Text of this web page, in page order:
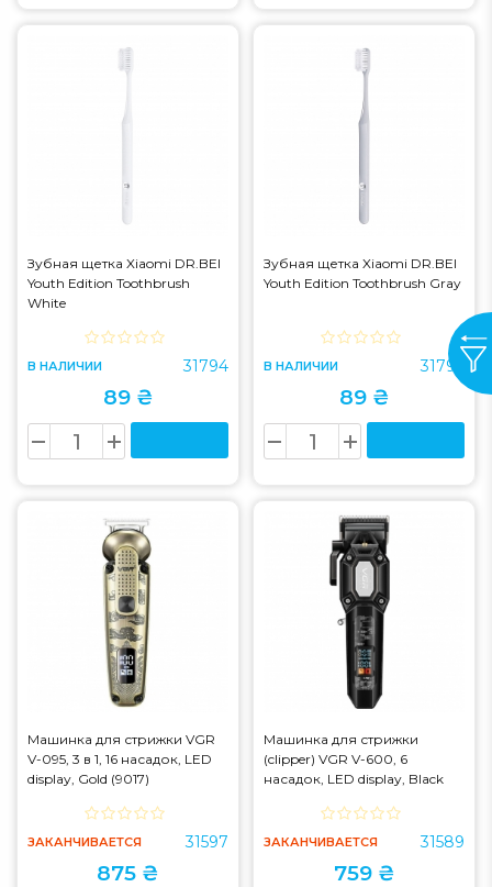
Зубная щетка Xiaomi DR.BEI
Youth Edition Toothbrush
White
В НАЛИЧИИ 31794
89 ₴
Зубная щетка Xiaomi DR.BEI
Youth Edition Toothbrush Gray
В НАЛИЧИИ 31793
89 ₴
Машинка для стрижки VGR
V-095, 3 в 1, 16 насадок, LED
display, Gold (9017)
ЗАКАНЧИВАЕТСЯ 31597
875 ₴
Машинка для стрижки
(clipper) VGR V-600, 6
насадок, LED display, Black
ЗАКАНЧИВАЕТСЯ 31589
759 ₴